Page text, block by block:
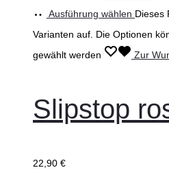
Ausführung wählen Dieses
Varianten auf. Die Optionen
gewählt werden
Zur
Slipstop
22,90 €